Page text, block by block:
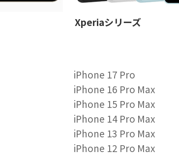
Xperiaシリーズ
iPhone 17 Pro
iPhone 16 Pro Max
iPhone 15 Pro Max
iPhone 14 Pro Max
iPhone 13 Pro Max
iPhone 12 Pro Max